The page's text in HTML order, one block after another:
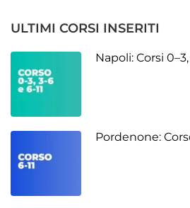
ULTIMI CORSI INSERITI
Napoli: Corsi
Pordenone: